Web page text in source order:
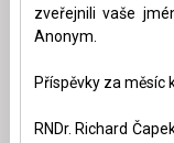
zveřejnili vaše
Anonym.
Příspěvky za měsíc
RNDr. Richard